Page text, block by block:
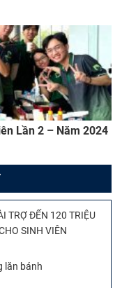
Lần 2 – Năm 2024
TRỢ ĐẾN 120 TRIỆU
SINH VIÊN
lăn bánh